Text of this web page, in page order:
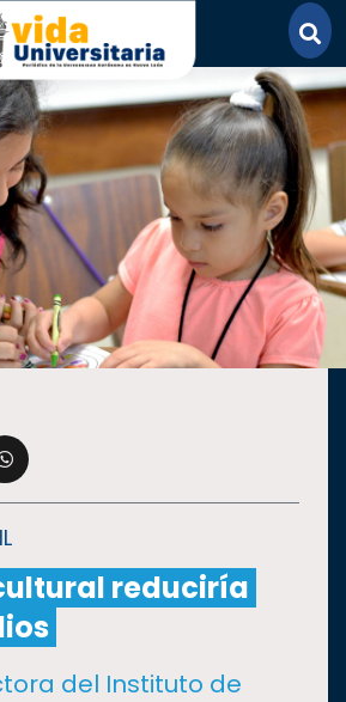
reduciría
del Instituto de